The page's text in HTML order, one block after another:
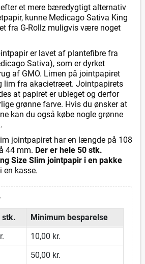
et mere bæredygtigt alternativ
kunne Medicago Sativa King
fra G-Rollz muligvis være noget
er lavet af plantefibre fra
Sativa), som er dyrket
af GMO. Limen på jointpapiret
lim fra akacietræet. Jointpapirets
at papiret er ubleget og derfor
grønne farve. Hvis du ønsker at
kan du også købe nogle grønne
.
jointpapiret har en længde på 108
44 mm. Der er hele 50 stk.
Size Slim jointpapir i en pakke
en kasse.
stk.
Minimum besparelse
10,00 kr.
50,00 kr.